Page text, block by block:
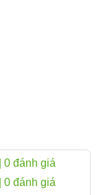
| 0 đánh giá
| 0 đánh giá